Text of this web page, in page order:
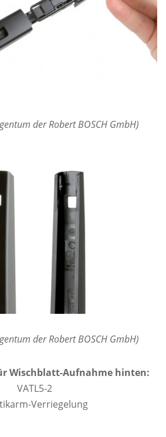
der Robert BOSCH GmbH)
der Robert BOSCH GmbH)
Wischblatt-Aufnahme hinten:
VATL5-2
Verriegelung